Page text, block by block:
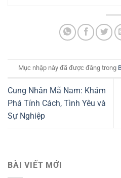
Mục nhập này đã được đăng trong
Cung Nhân Mã Nam: Khám
Phá Tính Cách, Tình Yêu và
Sự Nghiệp
BÀI VIẾT MỚI